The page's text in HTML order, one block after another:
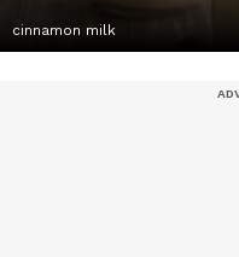
cinnamon milk